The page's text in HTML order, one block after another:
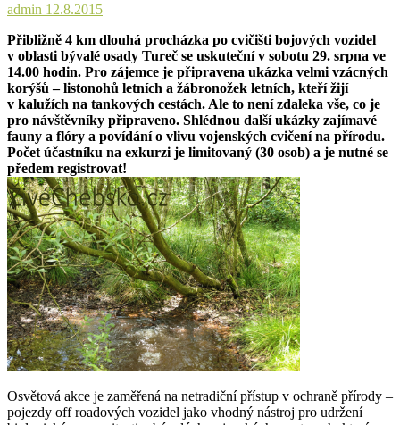
admin 12.8.2015
Přibližně 4 km dlouhá procházka po cvičišti bojových vozidel
v oblasti bývalé osady Tureč se uskuteční v sobotu 29. srpna ve
14.00 hodin. Pro zájemce je připravena ukázka velmi vzácných
korýšů – listonohů letních a žábronožek letních, kteří žijí
v kalužích na tankových cestách. Ale to není zdaleka vše, co je
pro návštěvníky připraveno. Shlédnou další ukázky zajímavé
fauny a flóry a povídání o vlivu vojenských cvičení na přírodu.
Počet účastníku na exkurzi je limitovaný (30 osob) a je nutné se
předem registrovat!
Osvětová akce je zaměřená na netradiční přístup v ochraně přírody –
pojezdy off roadových vozidel jako vhodný nástroj pro udržení